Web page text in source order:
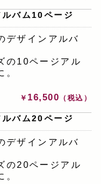
ルバム10ページ
デザインアルバ
の10ページアル
。
￥ 16,500 （税込）
ルバム20ページ
デザインアルバ
の20ページアル
。